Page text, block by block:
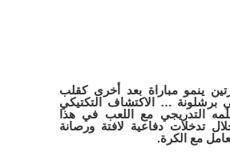
ينمو مباراة بعد أخرى كقلب
برشلونة … الاكتشاف التكتيكي
التدريجي مع اللعب في هذا
تدخلات دفاعية لافتة ورصانة
مع الكرة.